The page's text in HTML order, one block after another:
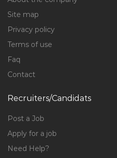
Site map
Privacy policy
Terms of use
Faq
Contact
Recruiters/Candidats
Post a Job
Apply for a job
Need Help?